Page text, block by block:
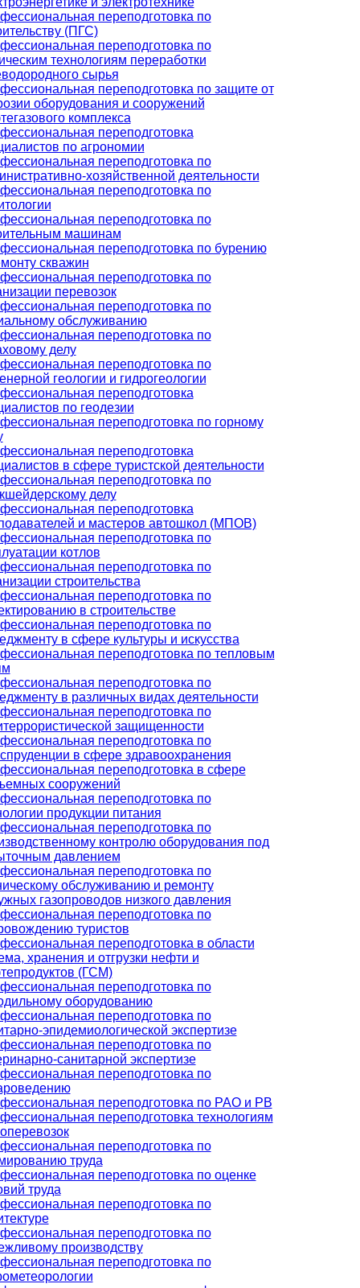
переподготовка по
(ПГС)
переподготовка по
технологиям переработки
сырья
переподготовка по защите от
оборудования и сооружений
комплекса
переподготовка
по агрономии
переподготовка по
хозяйственной деятельности
переподготовка по
переподготовка по
машинам
переподготовка по бурению
скважин
переподготовка по
перевозок
переподготовка по
обслуживанию
переподготовка по
делу
переподготовка по
геологии и гидрогеологии
переподготовка
по геодезии
переподготовка по горному
переподготовка
в сфере туристской деятельности
переподготовка по
делу
переподготовка
и мастеров автошкол (МПОВ)
переподготовка по
котлов
переподготовка по
строительства
переподготовка по
в строительстве
переподготовка по
в сфере культуры и искусства
переподготовка по тепловым
переподготовка по
в различных видах деятельности
переподготовка по
защищенности
переподготовка по
в сфере здравоохранения
переподготовка в сфере
сооружений
переподготовка по
продукции питания
переподготовка по
контролю оборудования под
давлением
переподготовка по
обслуживанию и ремонту
газопроводов низкого давления
переподготовка по
туристов
переподготовка в области
хранения и отгрузки нефти и
(ГСМ)
переподготовка по
оборудованию
переподготовка по
эпидемиологической экспертизе
переподготовка по
санитарной экспертизе
переподготовка по
переподготовка по РАО и РВ
переподготовка технологиям
переподготовка по
труда
переподготовка по оценке
труда
переподготовка по
переподготовка по
производству
переподготовка по